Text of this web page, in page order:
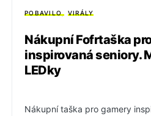
POBAVILO VIRÁLY
Nákupní Fofrtaška
inspirovaná seniory.
LEDky
Nákupní taška pro gamery